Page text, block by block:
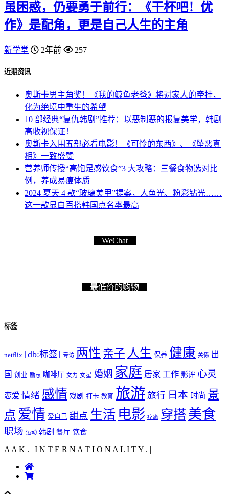
虽困惑，仍要勇于前行：《干杯吧！优
作》是配角，更是自己人生的主角
新学堂 2年前 257
近期资讯
奥斯卡男主角奖！《我的鲸鱼老爸》将对家人的牵挂，
化为绝境中重生的希望
10 部经典“复仇韩剧”推荐：以恶制恶的报复美学，韩剧
高收视保证！
奥斯卡入围五部必看电影！《可怜的东西》、《坠恶真
相》一致盛赞
营养师传授“高饱足感饮食”3 大攻略：三餐食物选对比
例，养成易瘦体质
2024 夏天 4 款“玻璃美甲”提案，人鱼光、粉彩钻光……
这一款显白百搭韩国点名率最高
WeChat
最低价的购物
标签
netflix [db:标签] 专访 两性 亲子 人生 保养 健康 关係 出
国 创业 励志 咖啡厅 女力 女星 婚姻 家庭 居家 工作 影评 心灵
恋爱 情绪 感情 戏剧 打卡 教育 旅游 旅行 日本 时尚 景
点 爱情 爱自己 甜点 生活 电影 疗癒 穿搭美食
职场 运动 韩剧 餐厅 饮食
A A K . | I N T E R N A T I O N A L I T Y . | |